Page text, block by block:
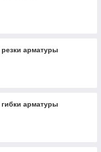
арматуры
арматуры